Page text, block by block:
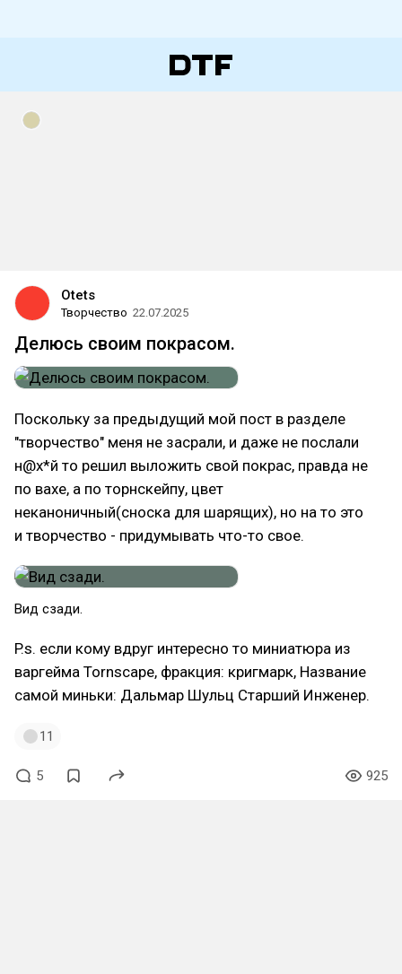
Otets
Творчество 22.07.2025
Делюсь своим покрасом.
Поскольку за предыдущий мой пост в разделе
"творчество" меня не засрали, и даже не послали
н@х*й то решил выложить свой покрас, правда не
по вахе, а по торнскейпу, цвет
неканоничный(сноска для шарящих), но на то это
и творчество - придумывать что-то свое.
Вид сзади.
P.s. если кому вдруг интересно то миниатюра из
варгейма Tornscape, фракция: кригмарк, Название
самой миньки: Дальмар Шульц Старший Инженер.
11
5 925